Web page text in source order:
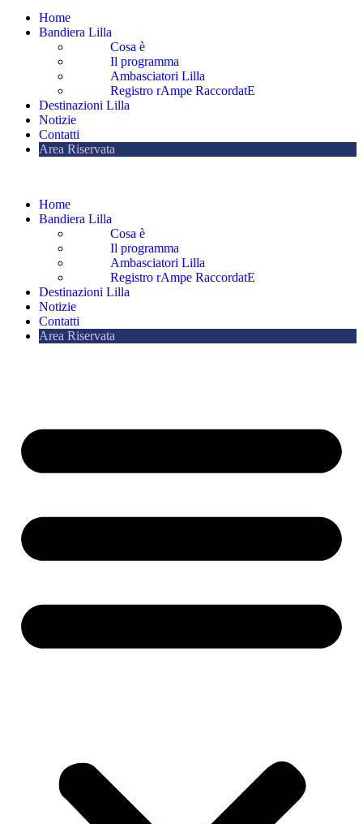
Home
Bandiera Lilla
Cosa è
Il programma
Ambasciatori Lilla
Registro rAmpe RaccordatE
Destinazioni Lilla
Notizie
Contatti
Area Riservata
Home
Bandiera Lilla
Cosa è
Il programma
Ambasciatori Lilla
Registro rAmpe RaccordatE
Destinazioni Lilla
Notizie
Contatti
Area Riservata